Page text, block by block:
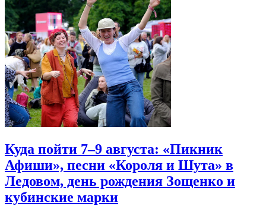
Куда пойти 7–9 августа: «Пикник
Афиши», песни «Короля и Шута» в
Ледовом, день рождения Зощенко и
кубинские марки